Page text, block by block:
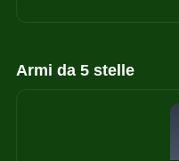
Armi da 5 stelle